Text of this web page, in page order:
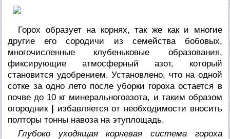
Горох образует на корнях, так же как и многие
другие его сородичи из семейства бобовых,
многочисленные клубеньковые образования,
фиксирующие атмосферный азот, который
становится удобрением. Установлено, что на одной
сотке за одно лето после уборки гороха остается в
почве до 10 кг минеральногоазота, и таким образом
огородник | избавляется от необходимости вносить
полторы тонны навоза на этуплощадь.
Глубоко уходящая корневая система гороха